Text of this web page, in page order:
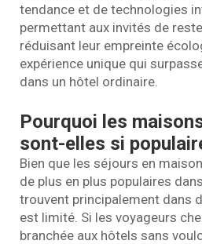
tendance et de technologies
permettant aux invités de
réduisant leur empreinte
expérience unique qui
dans un hôtel ordinaire.
Pourquoi les
sont-elles si
Bien que les séjours en
de plus en plus populaires
trouvent principalement dans
est limité. Si les voyageurs
branchée aux hôtels sans